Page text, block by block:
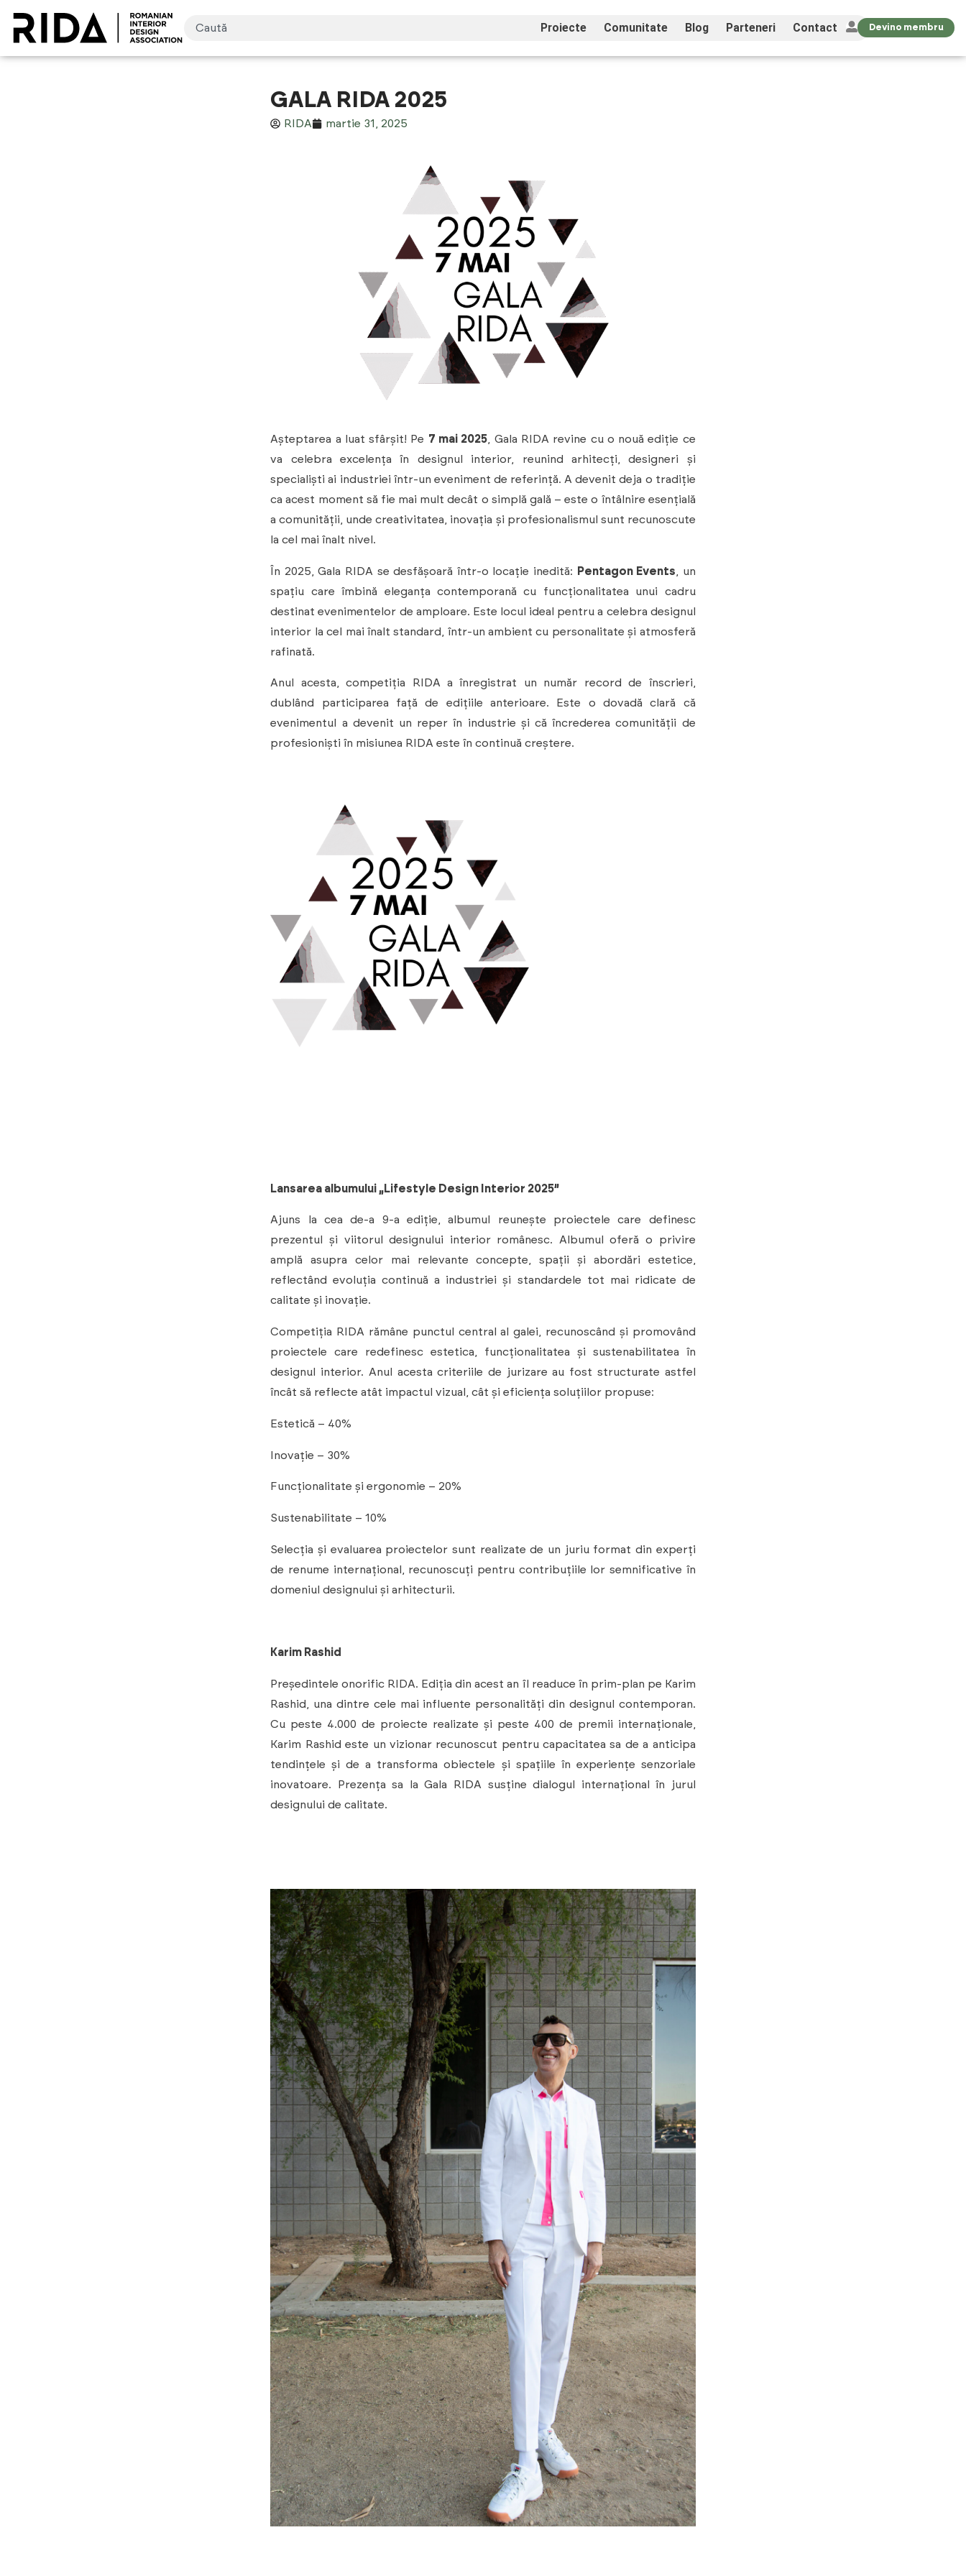
Proiecte Comunitate Blog Parteneri Contact Devino membru
GALA RIDA 2025
RIDA martie 31, 2025
Așteptarea a luat sfârșit! Pe 7 mai 2025 , Gala RIDA revine cu o nouă ediție ce
va celebra excelența în designul interior, reunind arhitecți, designeri și
specialiști ai industriei într-un eveniment de referință. A devenit deja o tradiție
ca acest moment să fie mai mult decât o simplă gală – este o întâlnire esențială
a comunității, unde creativitatea, inovația și profesionalismul sunt recunoscute
la cel mai înalt nivel.
În 2025, Gala RIDA se desfășoară într-o locație inedită: Pentagon Events , un
spațiu care îmbină eleganța contemporană cu funcționalitatea unui cadru
destinat evenimentelor de amploare. Este locul ideal pentru a celebra designul
interior la cel mai înalt standard, într-un ambient cu personalitate și atmosferă
rafinată.
Anul acesta, competiția RIDA a înregistrat un număr record de înscrieri,
dublând participarea față de edițiile anterioare. Este o dovadă clară că
evenimentul a devenit un reper în industrie și că încrederea comunității de
profesioniști în misiunea RIDA este în continuă creștere.
Lansarea albumului „Lifestyle Design Interior 2025”
Ajuns la cea de-a 9-a ediție, albumul reunește proiectele care definesc
prezentul și viitorul designului interior românesc. Albumul oferă o privire
amplă asupra celor mai relevante concepte, spații și abordări estetice,
reflectând evoluția continuă a industriei și standardele tot mai ridicate de
calitate și inovație.
Competiția RIDA rămâne punctul central al galei, recunoscând și promovând
proiectele care redefinesc estetica, funcționalitatea și sustenabilitatea în
designul interior. Anul acesta criteriile de jurizare au fost structurate astfel
încât să reflecte atât impactul vizual, cât și eficiența soluțiilor propuse:
Estetică – 40%
Inovație – 30%
Funcționalitate și ergonomie – 20%
Sustenabilitate – 10%
Selecția și evaluarea proiectelor sunt realizate de un juriu format din experți
de renume internațional, recunoscuți pentru contribuțiile lor semnificative în
domeniul designului și arhitecturii.
Karim Rashid
Președintele onorific RIDA. Ediția din acest an îl readuce în prim-plan pe Karim
Rashid, una dintre cele mai influente personalități din designul contemporan.
Cu peste 4.000 de proiecte realizate și peste 400 de premii internaționale,
Karim Rashid este un vizionar recunoscut pentru capacitatea sa de a anticipa
tendințele și de a transforma obiectele și spațiile în experiențe senzoriale
inovatoare. Prezența sa la Gala RIDA susține dialogul internațional în jurul
designului de calitate.